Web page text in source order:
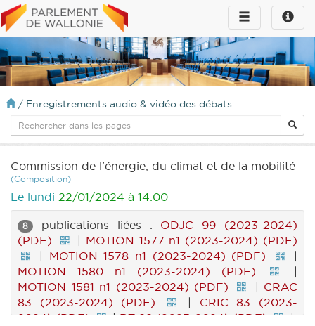
Toggle
infos
Toggle
navigation
/ Enregistrements audio & vidéo des débats
Commission de l'énergie, du climat et de la mobilité
(Composition)
Le lundi 22/01/2024 à 14:00
8 publications liées : ODJC 99 (2023-2024)
(PDF)
| MOTION 1577 n1 (2023-2024) (PDF)
| MOTION 1578 n1 (2023-2024) (PDF)
|
MOTION 1580 n1 (2023-2024) (PDF)
|
MOTION 1581 n1 (2023-2024) (PDF)
| CRAC
83 (2023-2024) (PDF)
| CRIC 83 (2023-
2024) (PDF)
|BT 99 (2023-2024) (PDF)
|